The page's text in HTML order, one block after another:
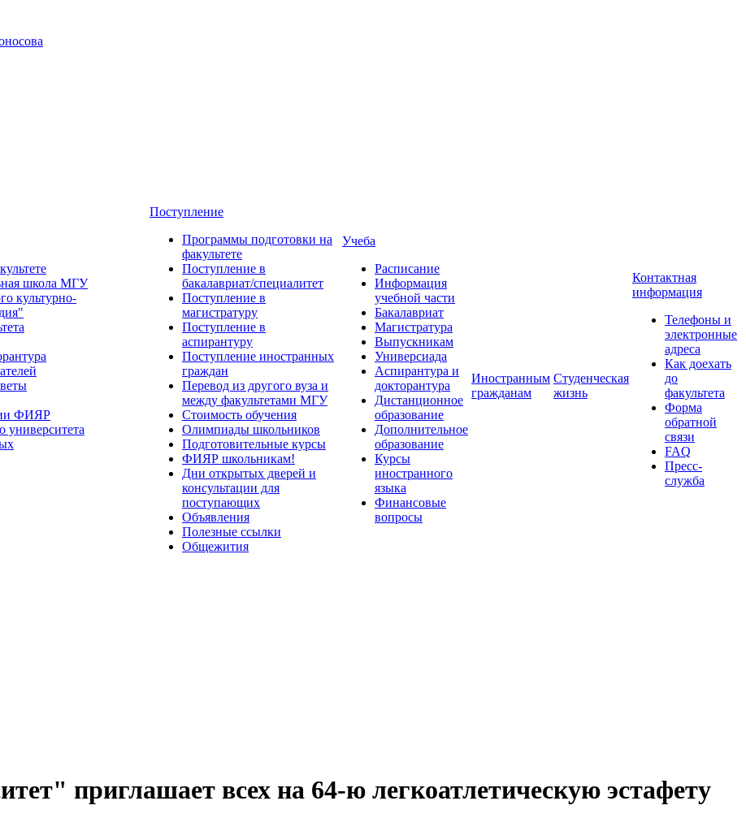
школа МГУ
культурно-
ФИЯР
университета
Поступление
Программы подготовки на
факультете
Поступление в
бакалавриат/специалитет
Поступление в
магистратуру
Поступление в
аспирантуру
Поступление иностранных
граждан
Перевод из другого вуза и
между факультетами МГУ
Стоимость обучения
Олимпиады школьников
Подготовительные курсы
ФИЯР школьникам!
Дни открытых дверей и
консультации для
поступающих
Объявления
Полезные ссылки
Общежития
Учеба
Расписание
Информация
учебной части
Бакалавриат
Магистратура
Выпускникам
Универсиада
Аспирантура и
докторантура
Дистанционное
образование
Дополнительное
образование
Курсы
иностранного
языка
Финансовые
вопросы
Иностранным
гражданам
Студенческая
жизнь
Контактная
информация
Телефоны и
электронные
адреса
Как доехать
до
факультета
Форма
обратной
связи
FAQ
Пресс-
служба
приглашает всех на 64-ю легкоатлетическую эстафету